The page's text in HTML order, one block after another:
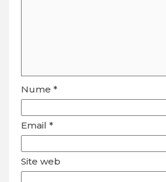
Nume *
Email *
Site web